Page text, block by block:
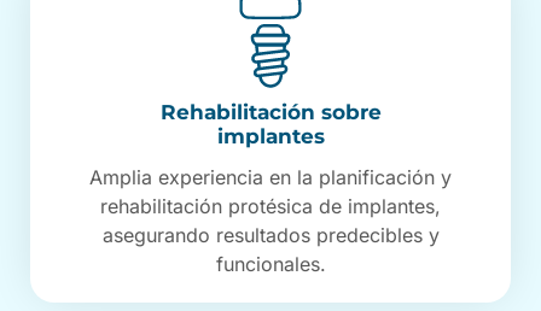
Rehabilitación sobre
implantes
Amplia experiencia en la planificación y
rehabilitación protésica de implantes,
asegurando resultados predecibles y
funcionales.